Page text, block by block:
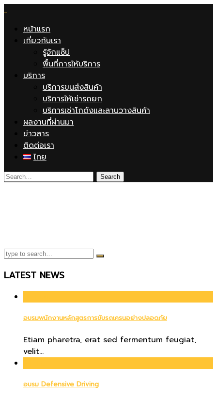
หน้าแรก
เกี่ยวกับเรา
รู้จักแซ็ป
พื้นที่การให้บริการ
บริการ
บริการขนส่งสินค้า
บริการให้เช่ารถยก
บริการเช่าโกดังและลานวางสินค้า
ผลงานที่ผ่านมา
ข่าวสาร
ติดต่อเรา
ไทย
LATEST NEWS
อบรมพนักงานหลักสูตรการขับรถเครนอย่างปลอดภัย
Etiam pharetra, erat sed fermentum feugiat,
velit...
อบรม Defensive Driving